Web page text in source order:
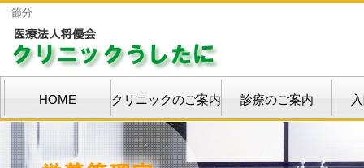
節分
HOME クリニックのご案内 診療のご案内